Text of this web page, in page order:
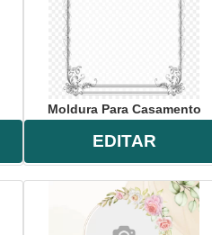
Moldura Para Casamento
EDITAR